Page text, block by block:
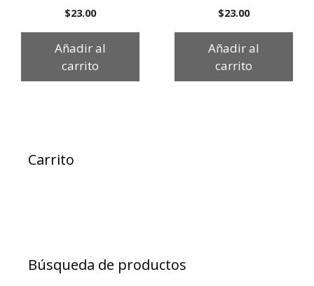
$23.00
Añadir al
carrito
$23.00
Añadir al
carrito
Carrito
Búsqueda de productos